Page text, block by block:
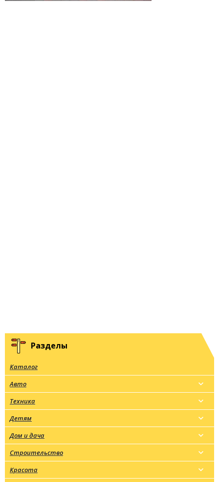
Разделы
Каталог
Авто
Техника
Детям
Дом и дача
Строительство
Красота